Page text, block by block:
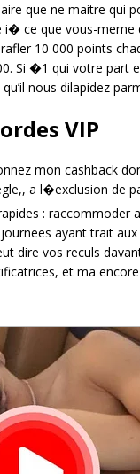
que ne maitre qui
i� ce que vous-
10 000 points
Si �1 qui votre part
nous dilapidez
VIP
mon cashback
a l�exclusion de
: raccommoder
ayant trait
dire vos reculs
et ma